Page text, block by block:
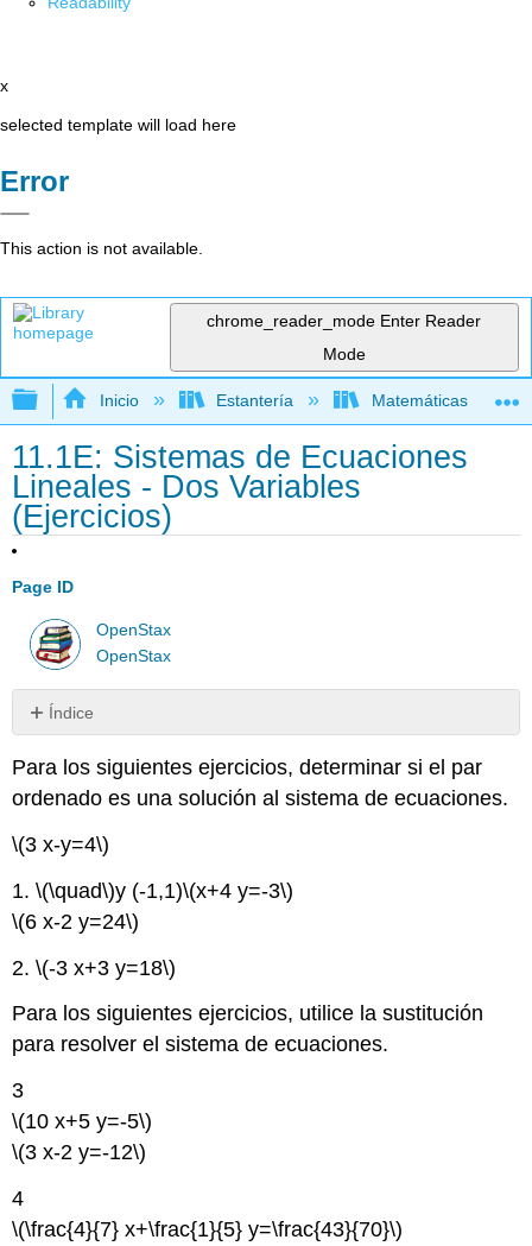
x
selected template will load here
Error
This action is not available.
chrome_reader_mode Enter Reader
Mode
Expandir/contraer jerarquía global
Inicio Estantería Matemáticas
11.1E: Sistemas de Ecuaciones
Lineales - Dos Variables
(Ejercicios)
Page ID
OpenStax
OpenStax
Índice
Sin
Para los siguientes ejercicios, determinar si el par
ordenado es una solución al sistema de ecuaciones.
\(3 x-y=4\)
1.\(\quad\)y (-1,1)\(x+4 y=-3\)
\(6 x-2 y=24\)
2.\(-3 x+3 y=18\)
Para los siguientes ejercicios, utilice la sustitución
para resolver el sistema de ecuaciones.
3
\(10 x+5 y=-5\)
\(3 x-2 y=-12\)
4
\(\frac{4}{7} x+\frac{1}{5} y=\frac{43}{70}\)